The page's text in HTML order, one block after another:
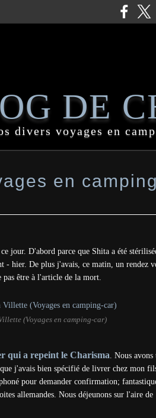
DE
divers voyages en
en
jour. D'abord parce que Shita a été
- hier. De plus j'avais, ce matin, un rendez
être à l'article de la mort.
(Voyages en camping-car)
qui a repeint le Charisma. Nous avons
j'avais bien spécifié de livrer chez mon
pour demander confirmation;
allemandes. Nous déjeunons sur l'aire de